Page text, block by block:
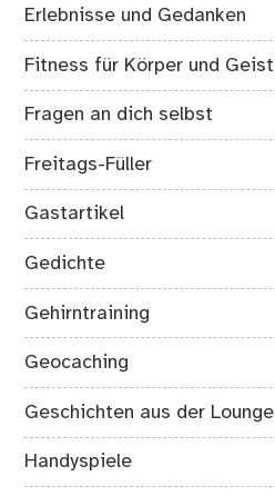
Erlebnisse und Gedanken
Fitness für Körper und Geist
Fragen an dich selbst
Freitags-Füller
Gastartikel
Gedichte
Gehirntraining
Geocaching
Geschichten aus der Lounge
Handyspiele